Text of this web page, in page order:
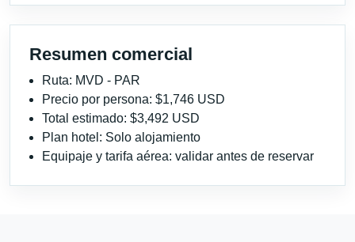
Resumen comercial
Ruta: MVD - PAR
Precio por persona: $1,746 USD
Total estimado: $3,492 USD
Plan hotel: Solo alojamiento
Equipaje y tarifa aérea: validar antes de reservar